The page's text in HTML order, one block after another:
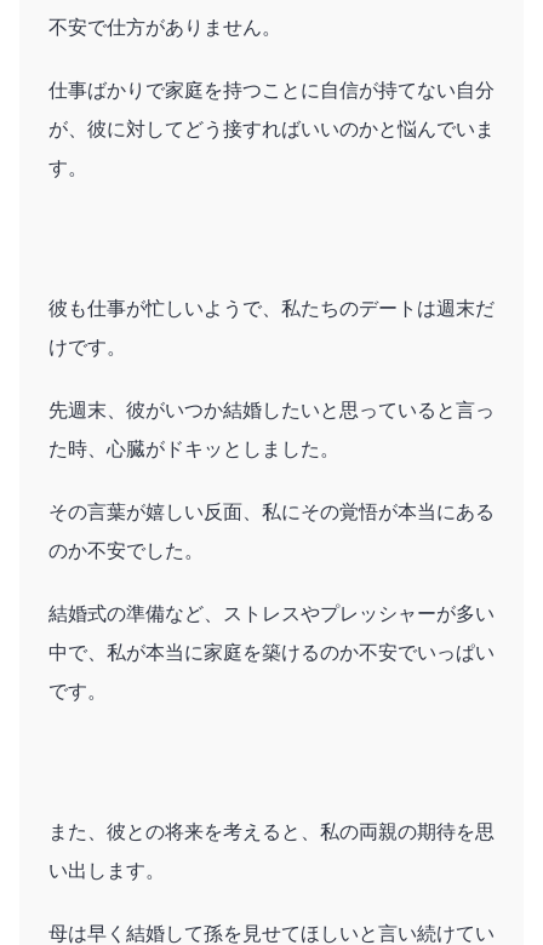
不安で仕方がありません。
仕事ばかりで家庭を持つことに自信が持てない自分
が、彼に対してどう接すればいいのかと悩んでいま
す。
彼も仕事が忙しいようで、私たちのデートは週末だ
けです。
先週末、彼がいつか結婚したいと思っていると言っ
た時、心臓がドキッとしました。
その言葉が嬉しい反面、私にその覚悟が本当にある
のか不安でした。
結婚式の準備など、ストレスやプレッシャーが多い
中で、私が本当に家庭を築けるのか不安でいっぱい
です。
また、彼との将来を考えると、私の両親の期待を思
い出します。
母は早く結婚して孫を見せてほしいと言い続けてい